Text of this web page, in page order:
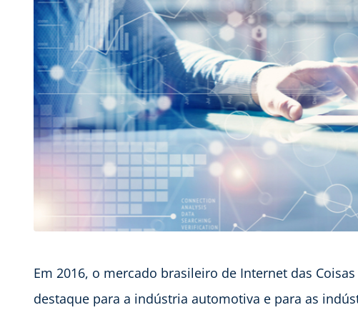
Em 2016, o mercado brasileiro de Internet das
destaque para a indústria automotiva e para as